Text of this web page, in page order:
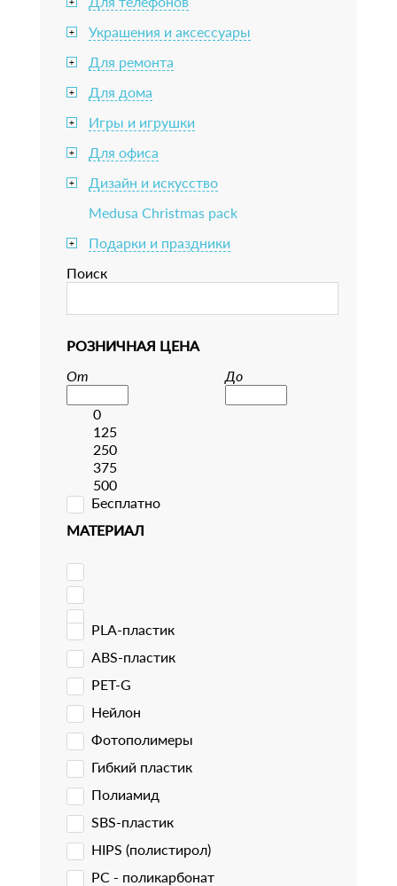
+ Украшения и аксессуары
+ Для ремонта
+ Для дома
+ Игры и игрушки
+ Для офиса
+
Дизайн и искусство
Medusa Christmas pack
+
Подарки и праздники
Поиск
РОЗНИЧНАЯ ЦЕНА
От
До
0
125
250
375
500
Бесплатно
МАТЕРИАЛ
PLA-пластик
ABS-пластик
PET-G
Нейлон
Фотополимеры
Гибкий пластик
Полиамид
SBS-пластик
HIPS (полистирол)
PC - поликарбонат